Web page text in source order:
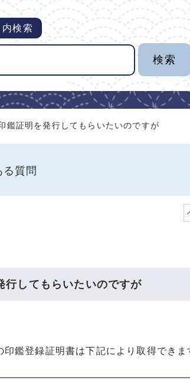
検索
鑑証明を発行してもらいたいのですが
質問
行してもらいたいのですが
鑑登録証明書は下記により取得できま